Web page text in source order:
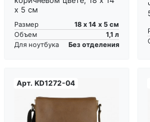
х 5 см
Размер
18 х 14 х 5 см
Объем
1,1 л
Для ноутбука
Без отделения
Арт. KD1272-04